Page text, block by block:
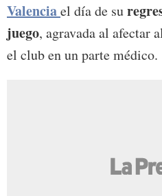
Valenciael día de su
juego, agravada al afectar
el club en un parte médico.